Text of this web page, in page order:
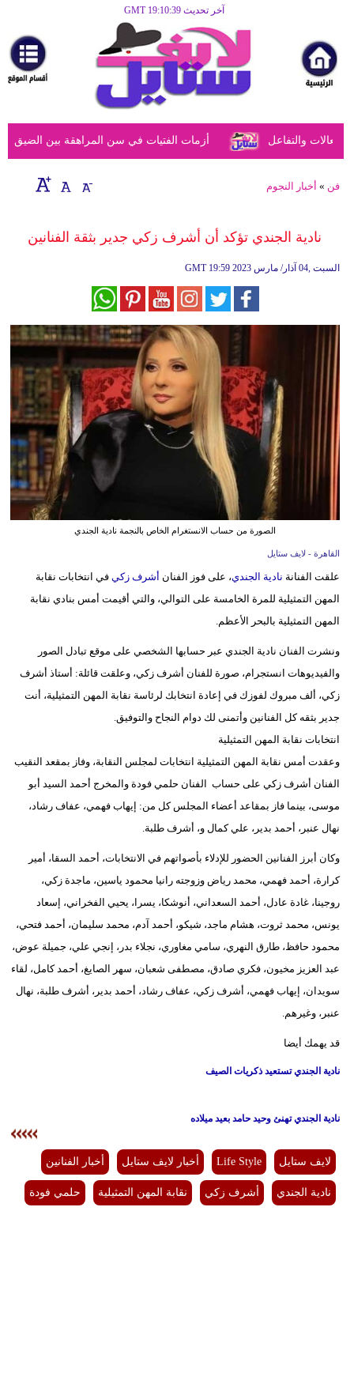
آخر تحديث GMT 19:10:39
مرأة
أزياء
أزياء
إسلامية
صحة
أبراج
فيديو
مدوَنات
مشاكل
وحلول
أزمات الفتيات في سن المراهقة بين الضيق والتفاعل
فن » أخبار النجوم
نادية الجندي تؤكد أن أشرف زكي جدير بثقة الفنانين
GMT 19:59 2023 السبت ,04 آذار/ مارس
الصورة من حساب الانستغرام الخاص بالنجمة نادية الجندي
القاهرة - لايف ستايل
علقت الفنانة نادية الجندي، على فوز الفنان أشرف زكي في انتخابات نقابة
المهن التمثيلية للمرة الخامسة على التوالي، والتي أقيمت أمس بنادي نقابة
المهن التمثيلية بالبحر الأعظم.
ونشرت الفنان نادية الجندي عبر حسابها الشخصي على موقع تبادل الصور
والفيديوهات انستجرام، صورة للفنان أشرف زكي، وعلقت قائلة: أستاذ أشرف
زكي، ألف مبروك لفوزك في إعادة انتخابك لرئاسة نقابة المهن التمثيلية، أنت
جدير بثقه كل الفنانين وأتمنى لك دوام النجاح والتوفيق.
انتخابات نقابة المهن التمثيلية
وعقدت أمس نقابة المهن التمثيلية انتخابات لمجلس النقابة، وفاز بمقعد النقيب
الفنان أشرف زكي على حساب الفنان حلمي فودة والمخرج أحمد السيد أبو
موسى، بينما فاز بمقاعد أعضاء المجلس كل من: إيهاب فهمي، عفاف رشاد،
نهال عنبر، أحمد بدير، علي كمال و، أشرف طلبة.
وكان أبرز الفنانين الحضور للإدلاء بأصواتهم في الانتخابات، أحمد السقا، أمير
كرارة، أحمد فهمي، محمد رياض وزوجته رانيا محمود ياسين، ماجدة زكي،
روجينا، غادة عادل، أحمد السعداني، أنوشكا، يسرا، يحيي الفخراني، إسعاد
يونس، محمد ثروت، هشام ماجد، شيكو، أحمد آدم، محمد سليمان، أحمد فتحي،
محمود حافظ، طارق النهري، سامي مغاوري، نجلاء بدر، إنجي علي، جميلة عوض،
عبد العزيز مخيون، فكري صادق، مصطفى شعبان، سهر الصايغ، أحمد كامل، لقاء
سويدان، إيهاب فهمي، أشرف زكي، عفاف رشاد، أحمد بدير، أشرف طلبة، نهال
عنبر، وغيرهم.
قد يهمك أيضا
نادية الجندي تستعيد ذكريات الصيف
نادية الجندي تهنئ وحيد حامد بعيد ميلاده
لايف ستايل Life Style أخبار لايف ستايل أخبار الفنانين
نادية الجندي أشرف زكي نقابة المهن التمثيلية حلمي فودة